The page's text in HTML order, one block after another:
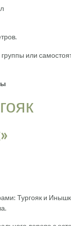
или
Тургояк и